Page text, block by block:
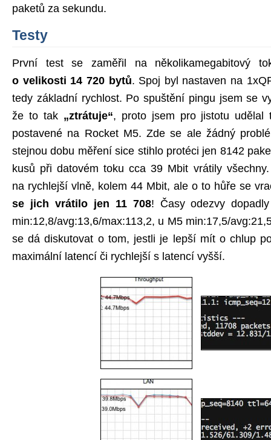
paketů za sekundu.
Testy
První test se zaměřil na několikamegabitový
o velikosti 14 720 bytů. Spoj byl nastaven na
tedy základní rychlost. Po spuštění pingu jsem se
že to tak „ztrátuje“, proto jsem pro jistotu udělal
postavené na Rocket M5. Zde se ale žádný
stejnou dobu měření sice stihlo protéci jen 8142
kusů při datovém toku cca 39 Mbit vrátily
na rychlejší vlně, kolem 44 Mbit, ale o to hůře se
se jich vrátilo jen 11 708! Časy odezvy
min:12,8/avg:13,6/max:113,2, u M5 min:17,5/
se dá diskutovat o tom, jestli je lepší mít o chlup
maximální latencí či rychlejší s latencí vyšší.